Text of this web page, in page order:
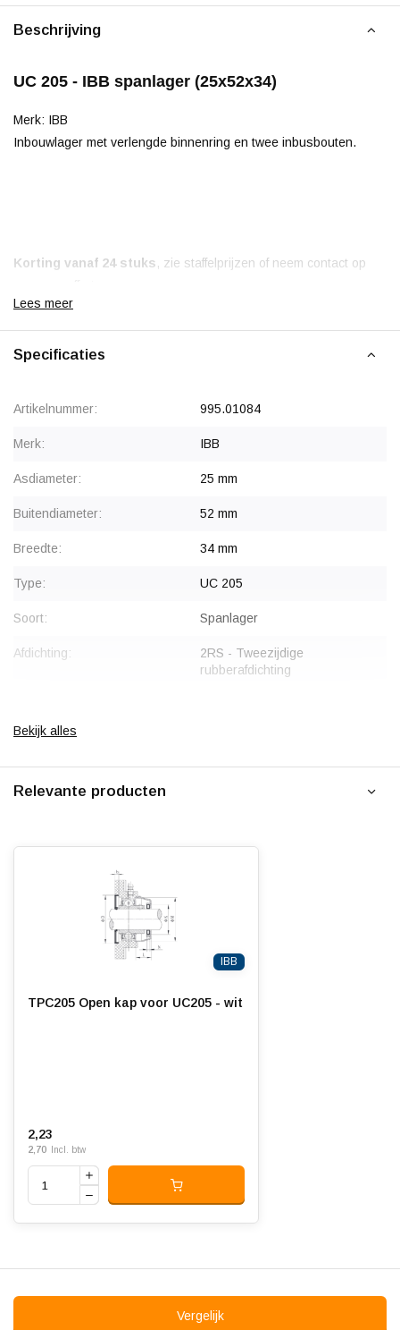
Beschrijving
UC 205 - IBB spanlager (25x52x34)
Merk: IBB
Inbouwlager met verlengde binnenring en twee inbusbouten.
Korting vanaf 24 stuks, zie staffelprijzen of neem contact op
Vanaf 50 stuks prijs op aanvraag.
Lees meer
Specificaties
Artikelnummer: 995.01084
Merk: IBB
Asdiameter: 25 mm
Buitendiameter: 52 mm
Breedte: 34 mm
Type: UC 205
Soort: Spanlager
Afdichting:
2RS - Tweezijdige
rubberafdichting
Bekijk alles
Relevante producten
IBB
TPC205 Open kap voor UC205 - wit
2,23
2,70 Incl. btw
Vergelijk